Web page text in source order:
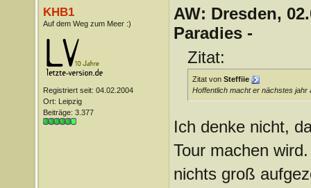
KHB1
Auf dem Weg zum Meer :)
Registriert seit: 04.02.2004
Ort: Leipzig
Beiträge: 3.377
AW: Dresden,
Paradies -
Zitat:
Zitat von Steffiie
Hoffentlich macht er nächstes
Ich denke nicht,
Tour machen
nichts groß